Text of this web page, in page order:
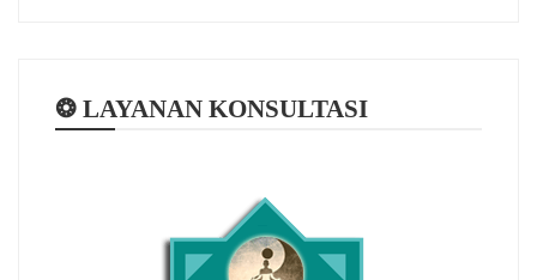
❂ LAYANAN KONSULTASI